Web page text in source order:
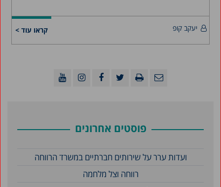
קראו עוד > יעקב קופ
פוסטים אחרונים
ועדות ערר על שירותים חברתיים במשרד הרווחה
רווחה וצל מלחמה